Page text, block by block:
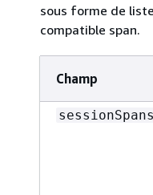
sous forme de
compatible span.
Champ
sessionSpans